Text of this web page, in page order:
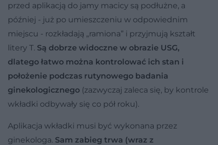
przed aplikacją do jamy macicy są podłużne, a
później - już po umieszczeniu w odpowiednim
miejscu - rozkładają „ramiona” i przyjmują kształt
litery T. Są dobrze widoczne w obrazie USG,
dlatego łatwo można kontrolować ich stan i
położenie podczas rutynowego badania
ginekologicznego (zazwyczaj zaleca się, by kontrole
wkładki odbywały się co pół roku).
Aplikacja wkładki musi być wykonana przez
ginekologa. Sam zabieg trwa (wraz z